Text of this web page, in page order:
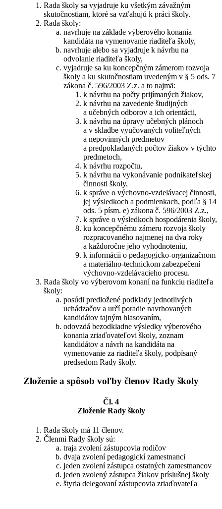
Rada školy sa vyjadruje ku všetkým závažným
skutočnostiam, ktoré sa vzťahujú k práci školy.
Rada školy:
navrhuje na základe výberového konania
kandidáta na vymenovanie riaditeľa školy,
navrhuje alebo sa vyjadruje k návrhu na
odvolanie riaditeľa školy,
vyjadruje sa ku koncepčným zámerom rozvoja
školy a ku skutočnostiam uvedeným v § 5 ods. 7
zákona č. 596/2003 Z.z. a to najmä:
k návrhu na počty prijímaných žiakov,
k návrhu na zavedenie študijných
a učebných odborov a ich orientácii,
k návrhu na úpravy učebných plánoch
a v skladbe vyučovaných voliteľných
a nepovinných predmetov
a predpokladaných počtov žiakov v týchto
predmetoch,
k návrhu rozpočtu,
k návrhu na vykonávanie podnikateľskej
činnosti školy,
k správe o výchovno-vzdelávacej činnosti,
jej výsledkoch a podmienkach, podľa § 14
ods. 5 písm. e) zákona č. 596/2003 Z.z.,
k správe o výsledkoch hospodárenia školy,
ku koncepčnému zámeru rozvoja školy
rozpracovaného najmenej na dva roky
a každoročne jeho vyhodnoteniu,
k informácii o pedagogicko-organizačnom
a materiálno-technickom zabezpečení
výchovno-vzdelávacieho procesu.
Rada školy vo výberovom konaní na funkciu riaditeľa
školy:
posúdi predložené podklady jednotlivých
uchádzačov a určí poradie navrhovaných
kandidátov tajným hlasovaním,
odovzdá bezodkladne výsledky výberového
konania zriaďovateľovi školy, zoznam
kandidátov a návrh na kandidáta na
vymenovanie za riaditeľa školy, podpísaný
predsedom Rady školy.
Zloženie a spôsob voľby členov Rady školy
Čl. 4
Zloženie Rady školy
Rada školy má 11 členov.
Členmi Rady školy sú:
traja zvolení zástupcovia rodičov
dvaja zvolení pedagogickí zamestnanci
jeden zvolení zástupca ostatných zamestnancov
jeden zvolený zástupca žiakov príslušnej školy
štyria delegovaní zástupcovia zriaďovateľa